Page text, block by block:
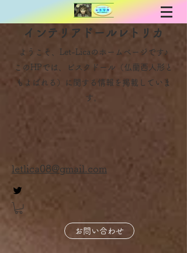
インテリアドールレトリカ
ようこそ、Let-Licaのホームページです♪
​このHPでは、ビスクドール（仏蘭西人形と
もよばれる）に関する情報を掲載していま
す。
letlica08@gmail.com
お問い合わせ